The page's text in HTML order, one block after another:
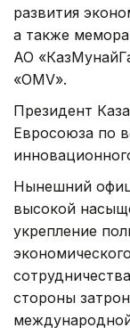
развития
а также
АО
«OMV».
Президент
Евросоюза по
Нынешний
высокой
укрепление
стороны